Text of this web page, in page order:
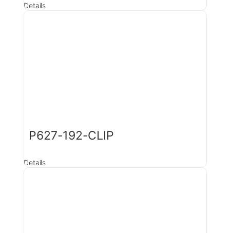
Details
P627-192-CLIP
Details